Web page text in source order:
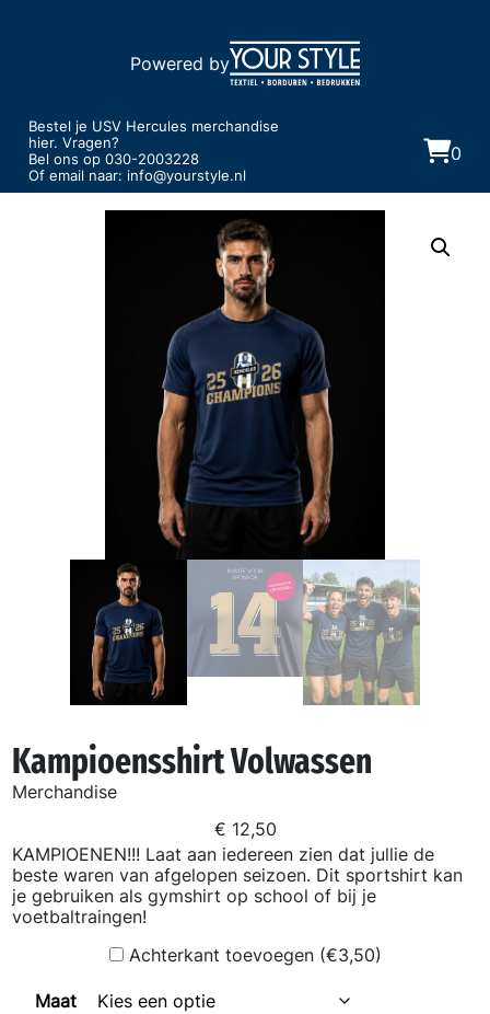
Powered by
Bestel je USV Hercules merchandise
hier. Vragen?
Bel ons op030-2003228
Of email naar: info@yourstyle.nl
0
Kampioensshirt Volwassen
Merchandise
€ 12,50
KAMPIOENEN!!! Laat aan iedereen zien dat jullie de
beste waren van afgelopen seizoen. Dit sportshirt kan
je gebruiken als gymshirt op school of bij je
voetbaltraingen!
Achterkant toevoegen (€3,50)
Maat